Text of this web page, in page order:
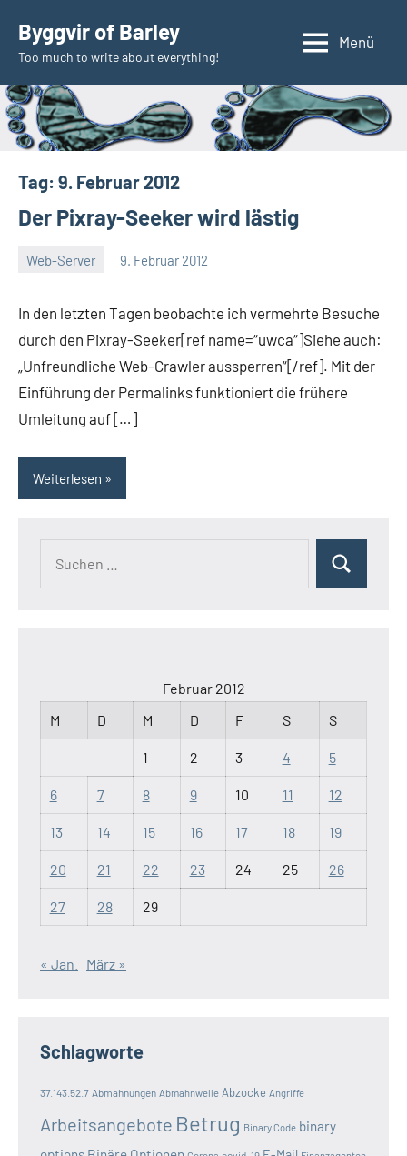
Inhalt
springen
Byggvir of Barley
Too much to write about everything!
Menü
Tag: 9. Februar 2012
Der Pixray-Seeker wird lästig
Web-Server 9. Februar 2012
In den letzten Tagen beobachte ich vermehrte Besuche
durch den Pixray-Seeker[ref name=“uwca“]Siehe auch:
„Unfreundliche Web-Crawler aussperren“[/ref]. Mit der
Einführung der Permalinks funktioniert die frühere
Umleitung auf […]
Weiterlesen
Suchen
Februar 2012
M
D M D F S S
1 2 3 4 5
6 7 8 9 10 11 12
13 14 15 16 17 18 19
20 21 22 23 24 25 26
27 28 29
« Jan. März »
Schlagworte
37.143.52.7 Abmahnungen Abmahnwelle Abzocke Angriffe
Arbeitsangebote Betrug Binary Code binary